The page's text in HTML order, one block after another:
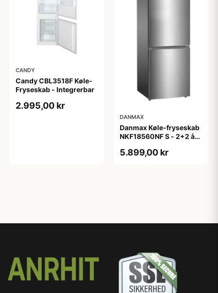
CANDY
Candy CBL3518F Køle-
Fryseskab - Integrerbar
2.995,00 kr
DANMAX
Danmax Køle-fryseskab
NKF18560NF S - 2+2 års
5.899,00 kr